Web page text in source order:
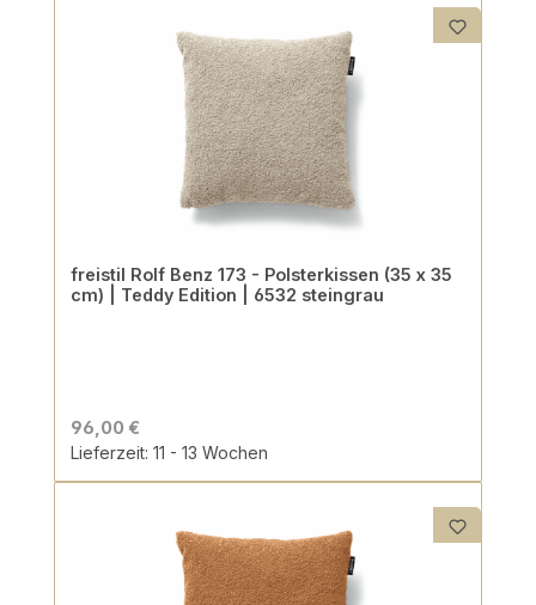
freistil Rolf Benz 173 - Polsterkissen (35 x 35
cm) | Teddy Edition | 6532 steingrau
96,00 €
Lieferzeit: 11 - 13 Wochen